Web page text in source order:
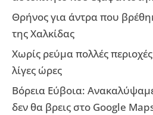
Θρήνος για άντρα που
της Χαλκίδας
Χωρίς ρεύμα πολλές
λίγες ώρες
Βόρεια Εύβοια:
δεν θα βρεις στο Google